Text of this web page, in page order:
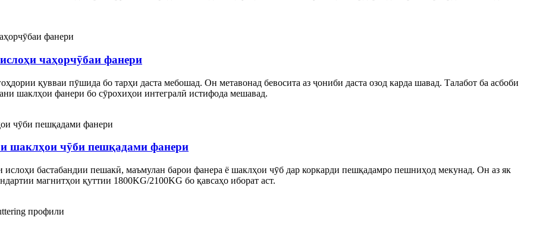
чаҳорчӯбаи фанери
қувваи пӯшида бо тарҳи даста мебошад. Он метавонад бевосита аз ҷониби даста озод карда шавад. Талабот ба асбоби
шаклҳои фанери бо сӯрохиҳои интегралӣ истифода мешавад.
шаклҳои чӯби пешқадами фанери
бастабандии пешакӣ, маъмулан барои фанера ё шаклҳои чӯб дар коркарди пешқадамро пешниҳод мекунад. Он аз як
магнитҳои қуттии 1800KG/2100KG бо қавсаҳо иборат аст.